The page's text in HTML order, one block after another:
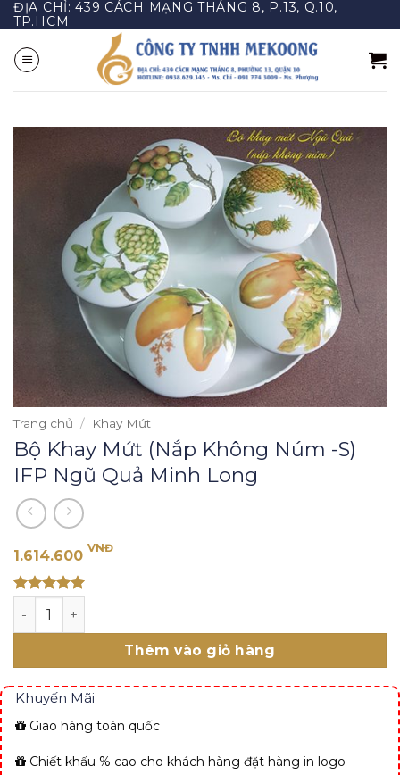
Bỏ
qua
nội
dung
ĐỊA CHỈ: 439 CÁCH MẠNG THÁNG 8, P.13, Q.10,
TP.HCM
Trang chủ / Khay Mứt
Bộ Khay Mứt (Nắp Không Núm -S)
IFP Ngũ Quả Minh Long
1.614.600 VNĐ
out of 5
Bộ Khay Mứt (Nắp Không Núm -S) IFP Ngũ Quả Minh
Thêm vào giỏ hàng
Khuyến Mãi
Giao hàng toàn quốc
Chiết khấu % cao cho khách hàng đặt hàng in logo